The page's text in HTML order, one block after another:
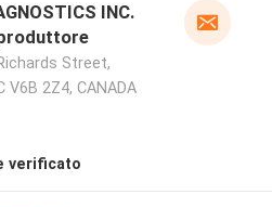
INC.
Street,
V6B 2Z4, CANADA
verificato